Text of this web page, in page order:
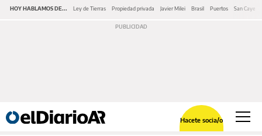
HOY HABLAMOS DE... Ley de Tierras Propiedad privada Javier Milei Brasil Puertos San
Hacete socia/o